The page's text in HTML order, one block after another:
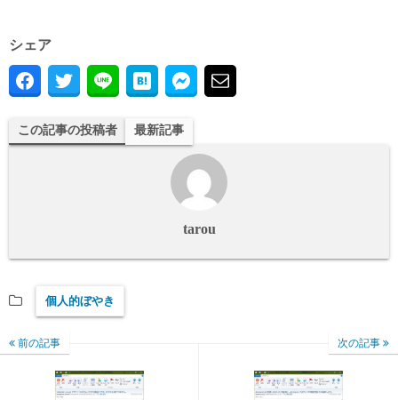
シェア
この記事の投稿者 最新記事
tarou
個人的ぼやき
前の記事 次の記事